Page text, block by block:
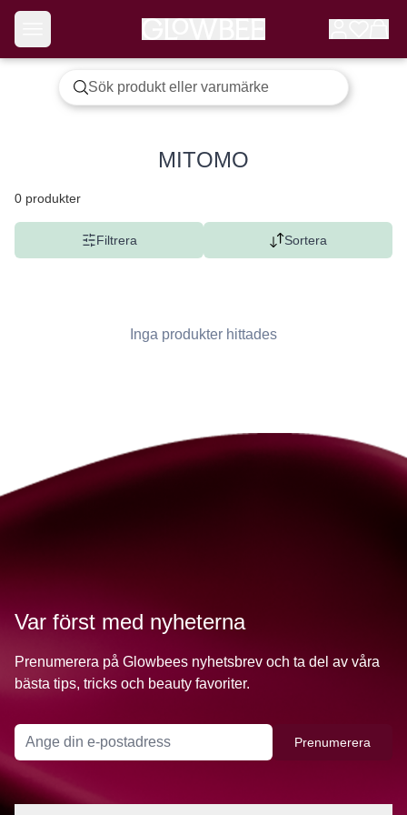
MITOMO
0 produkter
Filtrera Sortera
Inga produkter hittades
Var först med nyheterna
Prenumerera på Glowbees nyhetsbrev och ta del av våra
bästa tips, tricks och beauty favoriter.
Prenumerera